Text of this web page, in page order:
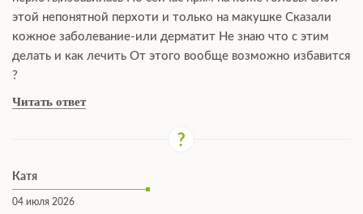
этой непонятной перхоти и только на макушке Сказали
кожное заболевание-или дерматит Не знаю что с этим
делать и как лечить От этого вообще возможно избавится
?
Читать ответ
Катя
04 июля 2026